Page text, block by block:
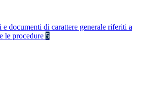
e documenti di carattere generale riferiti a
le procedure 5